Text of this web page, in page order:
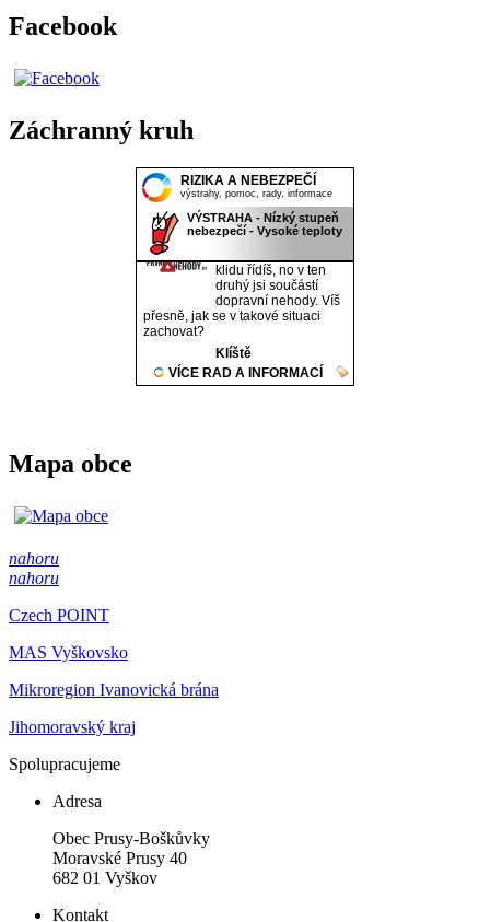
Facebook
Záchranný kruh
Mapa obce
nahoru
nahoru
Czech POINT
MAS Vyškovsko
Mikroregion Ivanovická brána
Jihomoravský kraj
Spolupracujeme
Adresa
Obec Prusy-Boškůvky
Moravské Prusy 40
682 01 Vyškov
Kontakt